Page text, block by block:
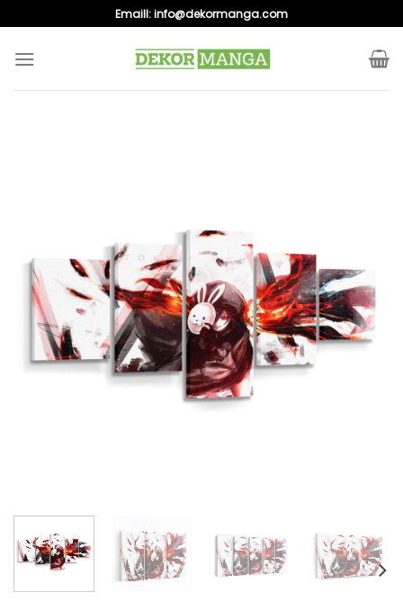
to
content
Emaill:info@dekormanga.com